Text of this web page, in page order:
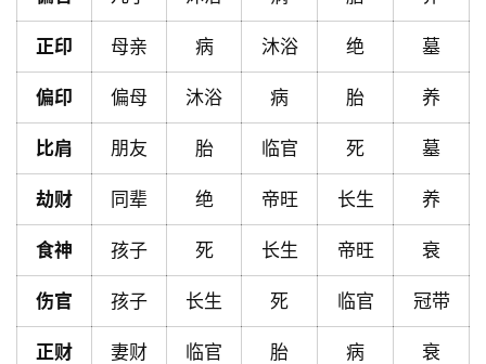
首
页
黄
历
占
命
正印 母亲 病 沐浴 绝 墓
偏印 偏母 沐浴 病 胎 养
比肩 朋友 胎 临官 死 墓
劫财 同辈 绝 帝旺 长生 养
食神 孩子 死 长生 帝旺 衰
伤官 孩子 长生 死 临官 冠带
正财 妻财 临官 胎 病 衰